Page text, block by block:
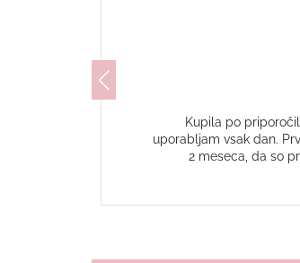
Kupila po
uporabljam vsak dan.
2 meseca, da so